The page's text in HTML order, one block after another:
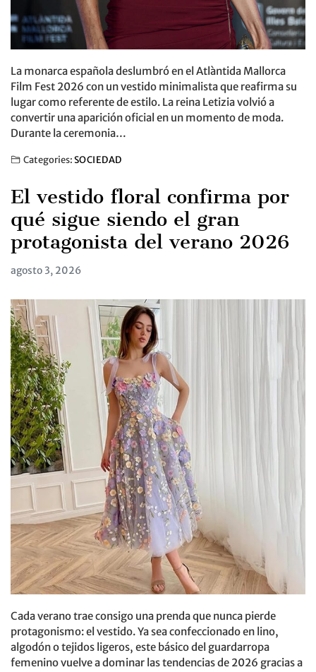
La monarca española deslumbró en el Atlàntida Mallorca
Film Fest 2026 con un vestido minimalista que reafirma su
lugar como referente de estilo. La reina Letizia volvió a
convertir una aparición oficial en un momento de moda.
Durante la ceremonia…
Categories:SOCIEDAD
El vestido floral confirma por
qué sigue siendo el gran
protagonista del verano 2026
agosto 3, 2026
Cada verano trae consigo una prenda que nunca pierde
protagonismo: el vestido. Ya sea confeccionado en lino,
algodón o tejidos ligeros, este básico del guardarropa
femenino vuelve a dominar las tendencias de 2026 gracias a